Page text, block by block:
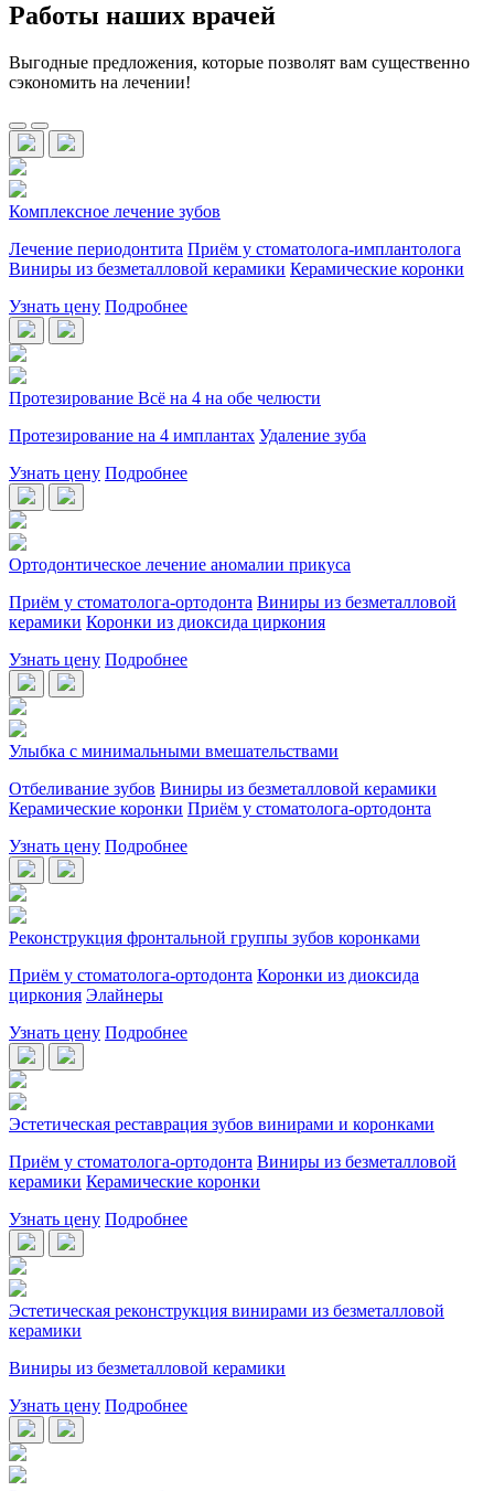
Работы наших врачей
Выгодные предложения, которые позволят вам существенно
сэкономить на лечении!
Комплексное лечение зубов
Лечение периодонтита Приём у стоматолога-имплантолога
Виниры из безметалловой керамики Керамические коронки
Узнать цену Подробнее
Протезирование Всё на 4 на обе челюсти
Протезирование на 4 имплантах Удаление зуба
Узнать цену Подробнее
Ортодонтическое лечение аномалии прикуса
Приём у стоматолога-ортодонта Виниры из безметалловой
керамики Коронки из диоксида циркония
Узнать цену Подробнее
Улыбка с минимальными вмешательствами
Отбеливание зубов Виниры из безметалловой керамики
Керамические коронки Приём у стоматолога-ортодонта
Узнать цену Подробнее
Реконструкция фронтальной группы зубов коронками
Приём у стоматолога-ортодонта Коронки из диоксида
циркония Элайнеры
Узнать цену Подробнее
Эстетическая реставрация зубов винирами и коронками
Приём у стоматолога-ортодонта Виниры из безметалловой
керамики Керамические коронки
Узнать цену Подробнее
Эстетическая реконструкция винирами из безметалловой
керамики
Виниры из безметалловой керамики
Узнать цену Подробнее